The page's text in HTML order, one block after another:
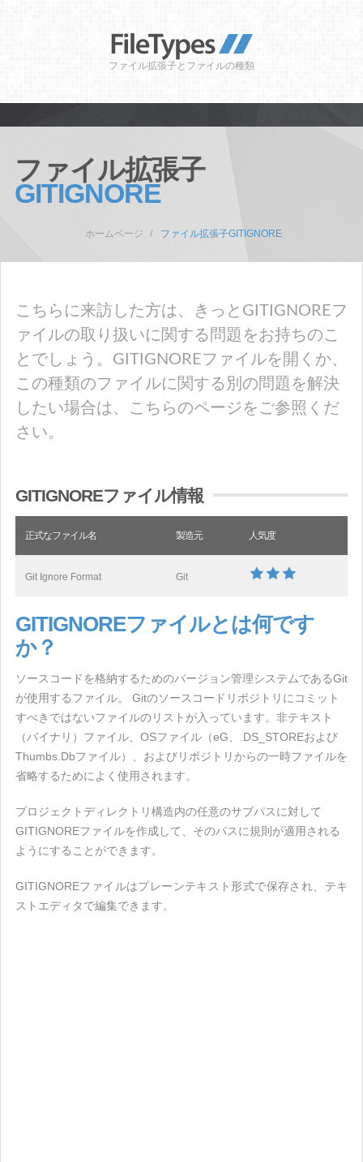
ファイル拡張子とファイルの種類
ファイル拡張子
GITIGNORE
ホームページ ファイル拡張子GITIGNORE
こちらに来訪した方は、きっとGITIGNOREフ
ァイルの取り扱いに関する問題をお持ちのこ
とでしょう。GITIGNOREファイルを開くか、
この種類のファイルに関する別の問題を解決
したい場合は、こちらのページをご参照くだ
さい。
GITIGNOREファイル情報
正式なファイル名 製造元 人気度
Git Ignore Format Git
GITIGNOREファイルとは何です
か？
ソースコードを格納するためのバージョン管理システムであるGit
が使用するファイル。 Gitのソースコードリポジトリにコミット
すべきではないファイルのリストが入っています。非テキスト
（バイナリ）ファイル、OSファイル（eG、.DS_STOREおよび
Thumbs.Dbファイル）、およびリポジトリからの一時ファイルを
省略するためによく使用されます。
プロジェクトディレクトリ構造内の任意のサブパスに対して
GITIGNOREファイルを作成して、そのパスに規則が適用される
ようにすることができます。
GITIGNOREファイルはプレーンテキスト形式で保存され、テキ
ストエディタで編集できます。